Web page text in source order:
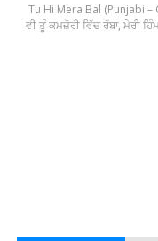
Tu Hi Mera Bal (Punjabi –
ਵੀ ਤੂੰ ਕਮਜ਼ੋਰੀ ਵਿੱਚ ਰੱਬਾ, ਮੇਰੀ